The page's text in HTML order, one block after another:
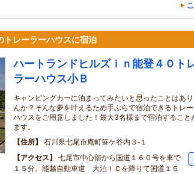
トレーラーハウスに宿泊
ハートランドヒルズｉｎ能登４０ト
ラーハウス小Ｂ
キャンピングカーに泊まってみたいと思ったことはあ
んか？そんな夢を叶えるため手ぶらで宿泊できるトレ
ハウスをご用意しました！最大3名様まで宿泊すること
ます。
住所
石川県七尾市庵町笹ケ谷内３‐１
アクセス
七尾市中心部から国道１６０号を車で
１５分。能越自動車道 大泊ＩＣを降りて国道１６